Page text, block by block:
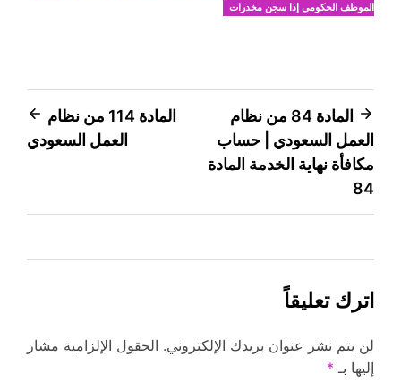
الموظف الحكومي إذا سجن مخدرات
تصفّح
المقالات
المادة 84 من نظام
العمل السعودي | حساب
مكافأة نهاية الخدمة المادة
84
المادة 114 من نظام
العمل السعودي
اترك تعليقاً
لن يتم نشر عنوان بريدك الإلكتروني. الحقول الإلزامية مشار
إليها بـ *